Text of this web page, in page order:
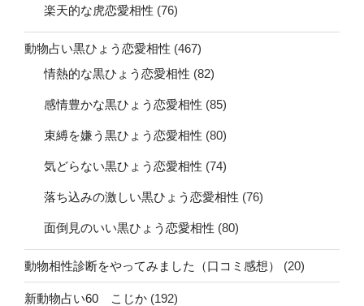
楽天的な虎恋愛相性 (76)
動物占い黒ひょう恋愛相性 (467)
情熱的な黒ひょう恋愛相性 (82)
感情豊かな黒ひょう恋愛相性 (85)
束縛を嫌う黒ひょう恋愛相性 (80)
気どらない黒ひょう恋愛相性 (74)
落ち込みの激しい黒ひょう恋愛相性 (76)
面倒見のいい黒ひょう恋愛相性 (80)
動物相性診断をやってみました（口コミ感想） (20)
新動物占い60 こじか (192)